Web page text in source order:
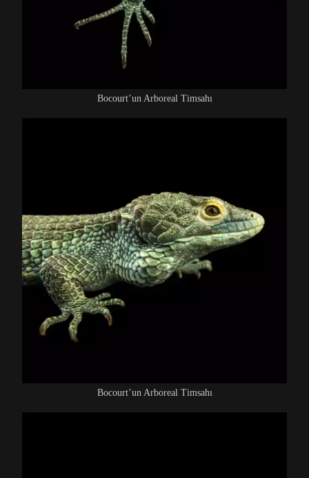
Bocourt’un Arboreal Timsahı
Bocourt’un Arboreal Timsahı